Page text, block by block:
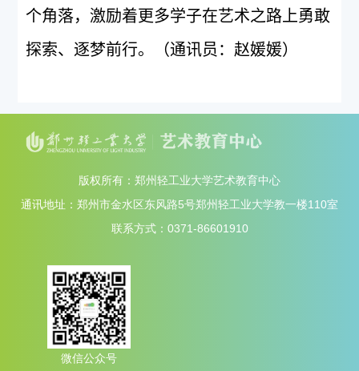
个角落，激励着更多学子在艺术之路上勇敢
探索、逐梦前行。（通讯员：赵媛媛）
版权所有：郑州轻工业大学艺术教育中心
通讯地址：郑州市金水区东风路5号郑州轻工业大学教一楼110室
联系方式：0371-86601910
微信公众号